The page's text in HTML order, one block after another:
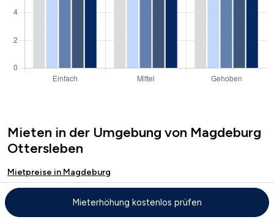
Mieten in der Umgebung von Magdeburg
Ottersleben
Mietpreise in Magdeburg
Mietpreise in Hohe Börde
Mietpreise in Wolmirstedt
Mieterhöhung kostenlos prüfen